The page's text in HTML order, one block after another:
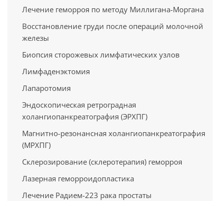
Лечение геморроя по методу Миллигана-Моргана
Восстановление груди после операций молочной
железы
Биопсия сторожевых лимфатических узлов
Лимфаденэктомия
Лапаротомия
Эндоскопическая ретроградная
холангиопанкреатография (ЭРХПГ)
Магнитно-резонансная холангиопанкреатография
(МРХПГ)
Склерозирование (склеротерапия) геморроя
Лазерная геморроидопластика
Лечение Радием-223 рака простаты